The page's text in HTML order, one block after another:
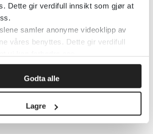
Dette gir verdifull innsikt som gjør at
samler anonyme videoklipp av
våres benyttes. Dette gir verdifull
Godta alle
Lagre
hos gravide og
2026